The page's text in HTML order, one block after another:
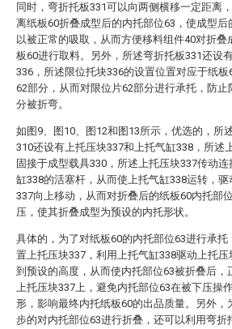
同时，弯折托板331可以向两侧横移一定距离
离纸板60折叠成型后的内托部位63，使成型后
以被正常的吸取，从而方便移料组件40对折叠
板60进行取料。另外，所述弯折托板331还设
336，所述限位托块336的设置位置对应于纸板
62部分，从而对限位片62部分进行承托，防止
分被折弯。
如图9、图10、图12和图13所示，优选的，所
310还设有上托压块337和上托气缸338，所述
固接于成型载具330，所述上托压块337传动
缸338的活塞杆，从而使上托气缸338运转，驱
337向上移动，从而对折叠后的纸板60内托部
压，使其折叠成型为预设的内托形状。
具体的，为了对纸板60的内托部位63进行承托
置上托压块337，利用上托气缸338驱动上托压
到预设的高度，从而使内托部位63被折叠后，
上托压块337上，避免内托部位63在被下压操
形，影响最终内托纸板60的出品质量。另外，
步的对内托部位63进行折叠，还可以利用弯折